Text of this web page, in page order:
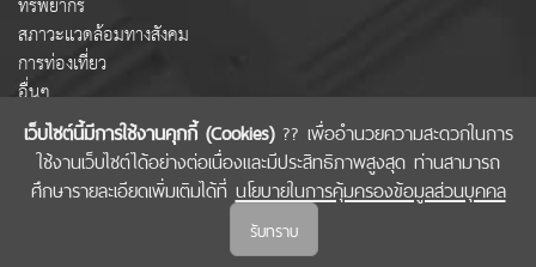
เว็บไซต์นี้มีการใช้งานคุกกี้ (Cookies)?? เพื่ออำนวยความสะดวกในการ
ใช้งานเว็บไซต์ได้อย่างต่อเนื่องและมีประสิทธิภาพสูงสุด ท่านสามารถ
ศึกษารายละเอียดเพิ่มเติมได้ที่ นโยบายในการคุ้มครองข้อมูลส่วนบุคคล
รับทราบ
สภาวะแวดล้อมทางสังคม
การท่องเที่ยว
อื่นๆ
COPYRIGHT © 2022 สำนักงานคณะกรรมการส่งเสริมวิทยาศาสตร์ วิจัยและนวัตกรรม
(สกสว.)
นโยบายในการคุ้มครองข้อมูลส่วนบุคคล